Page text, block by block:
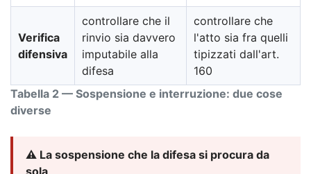
Tabella 2 — Sospensione e interruzione: due cose
diverse
Verifica
difensiva
controllare che il
rinvio sia davvero
imputabile alla
difesa
controllare che
l'atto sia fra quelli
tipizzati dall'art.
160
⚠️ La sospensione che la difesa si procura da
sola